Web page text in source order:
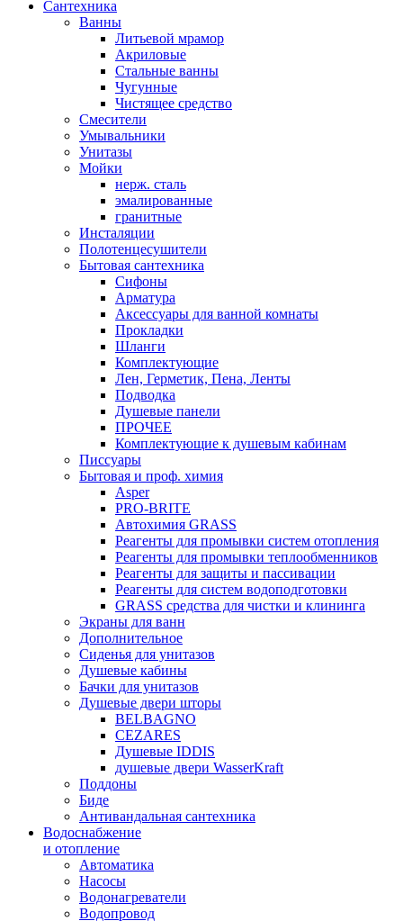
Сантехника
Ванны
Литьевой мрамор
Акриловые
Стальные ванны
Чугунные
Чистящее средство
Смесители
Умывальники
Унитазы
Мойки
нерж. сталь
эмалированные
гранитные
Инсталяции
Полотенцесушители
Бытовая сантехника
Сифоны
Арматура
Аксессуары для ванной комнаты
Прокладки
Шланги
Комплектующие
Лен, Герметик, Пена, Ленты
Подводка
Душевые панели
ПРОЧЕЕ
Комплектующие к душевым кабинам
Писсуары
Бытовая и проф. химия
Asper
PRO-BRITE
Автохимия GRASS
Реагенты для промывки систем отопления
Реагенты для промывки теплообменников
Реагенты для защиты и пассивации
Реагенты для систем водоподготовки
GRASS средства для чистки и клининга
Экраны для ванн
Дополнительное
Сиденья для унитазов
Душевые кабины
Бачки для унитазов
Душевые двери шторы
BELBAGNO
CEZARES
Душевые IDDIS
душевые двери WasserKraft
Поддоны
Биде
Антивандальная сантехника
Водоснабжение
и отопление
Автоматика
Насосы
Водонагреватели
Водопровод